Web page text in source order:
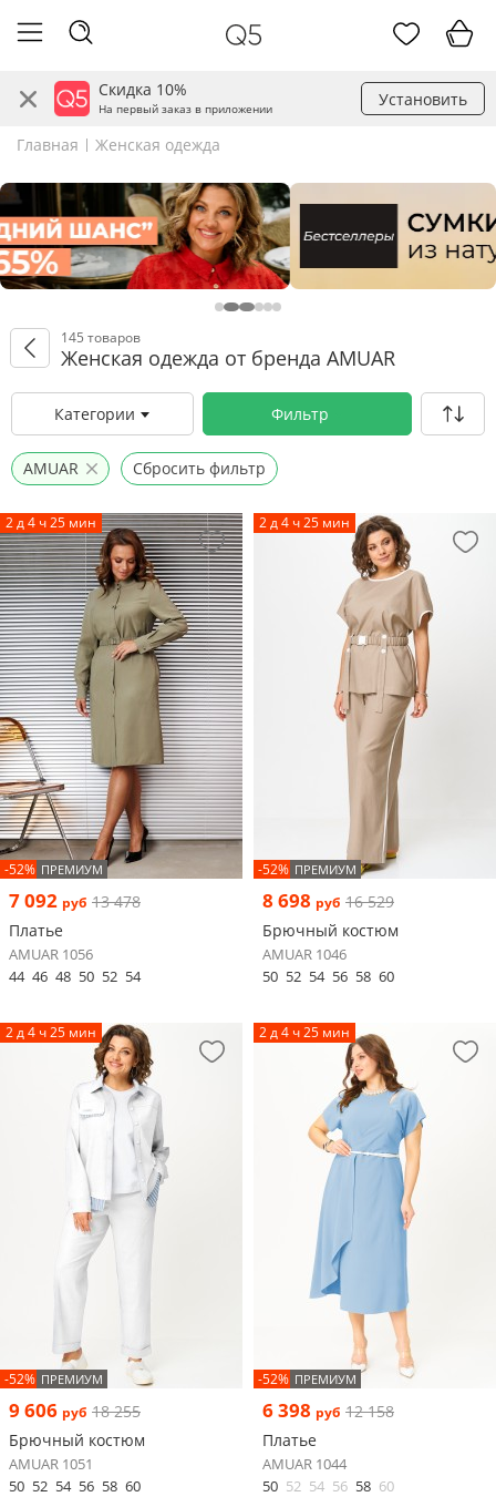
Скидка 10%
На первый заказ в приложении Установить
Главная Женская одежда
145 товаров
Женская одежда от бренда AMUAR
Категории Фильтр
AMUAR Сбросить фильтр
2 д 4 ч 25 мин
-52% ПРЕМИУМ
7 092 руб 13 478
Платье
AMUAR 1056
44 46 48 50 52 54
2 д 4 ч 25 мин
-52% ПРЕМИУМ
8 698 руб 16 529
Брючный костюм
AMUAR 1046
50 52 54 56 58 60
2 д 4 ч 25 мин
-52% ПРЕМИУМ
9 606 руб 18 255
Брючный костюм
AMUAR 1051
50 52 54 56 58 60
2 д 4 ч 25 мин
-52% ПРЕМИУМ
6 398 руб 12 158
Платье
AMUAR 1044
50 52 54 56 58 60